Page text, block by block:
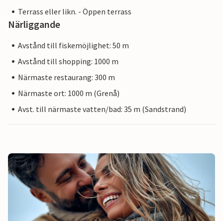
Terrass eller likn. - Öppen terrass
Närliggande
Avstånd till fiskemöjlighet: 50 m
Avstånd till shopping: 1000 m
Närmaste restaurang: 300 m
Närmaste ort: 1000 m (Grenå)
Avst. till närmaste vatten/bad: 35 m (Sandstrand)